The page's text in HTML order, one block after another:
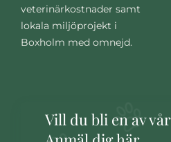
veterinärkostnader samt
lokala miljöprojekt i
Boxholm med omnejd.
Vill du bli en av